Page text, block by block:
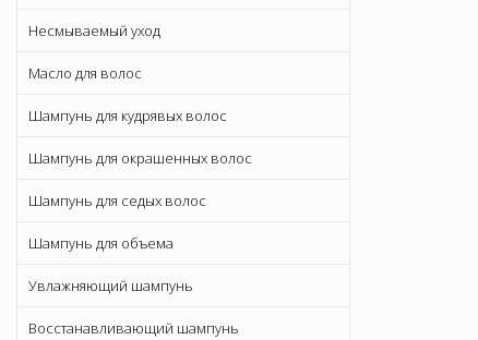
Несмываемый уход
Масло для волос
Шампунь для кудрявых волос
Шампунь для окрашенных волос
Шампунь для седых волос
Шампунь для объема
Увлажняющий шампунь
Восстанавливающий шампунь